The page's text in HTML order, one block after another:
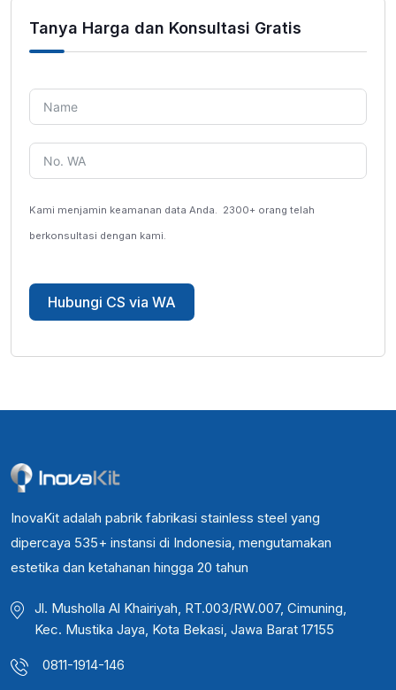
Tanya Harga dan Konsultasi Gratis
Kami menjamin keamanan data Anda. 2300+ orang telah
berkonsultasi dengan kami.
Hubungi CS via WA
InovaKit adalah pabrik fabrikasi stainless steel yang
dipercaya 535+ instansi di Indonesia, mengutamakan
estetika dan ketahanan hingga 20 tahun
Jl. Musholla Al Khairiyah, RT.003/RW.007, Cimuning,
Kec. Mustika Jaya, Kota Bekasi, Jawa Barat 17155
0811-1914-146